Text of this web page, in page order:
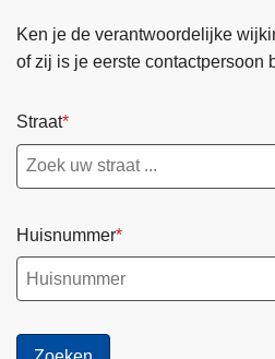
Ken je de verantwoordelijke
of zij is je eerste contactpersoon
Straat
Huisnummer